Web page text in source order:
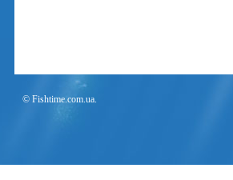
© Fishtime.com.ua.